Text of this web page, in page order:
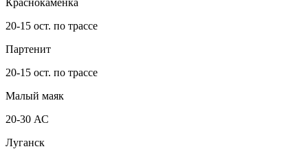
Краснокаменка
20-15 ост. по трассе
Партенит
20-15 ост. по трассе
Малый маяк
20-30 АС
Луганск